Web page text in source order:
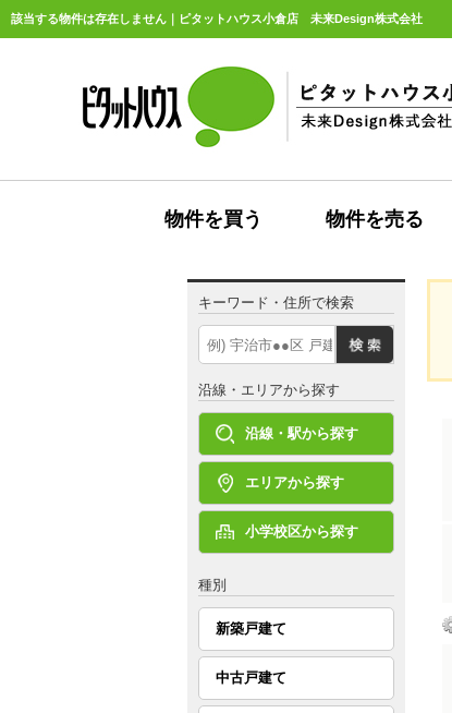
該当する物件は存在しません｜ピタットハウス小倉店 未来Design株式会社
物件を買う 物件を売る
キーワード・住所で検索
沿線・エリアから探す
沿線・駅から探す
エリアから探す
小学校区から探す
種別
新築戸建て
中古戸建て